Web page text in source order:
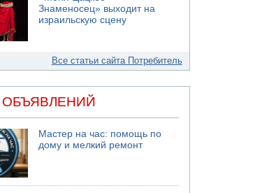
Знаменосец» выходит на
израильскую сцену
Все статьи сайта Потребитель
Мастер на час: помощь по
дому и мелкий ремонт